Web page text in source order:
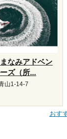
まなみアドベン
ズ（所...
山1-14-7
おす